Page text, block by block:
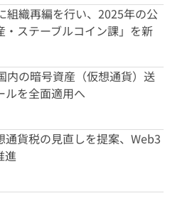
組織再編を行い、2025年の公
・ステーブルコイン課」を新
内の暗号資産（仮想通貨）送
ルを全面適用へ
通貨税の見直しを提案、Web3
進